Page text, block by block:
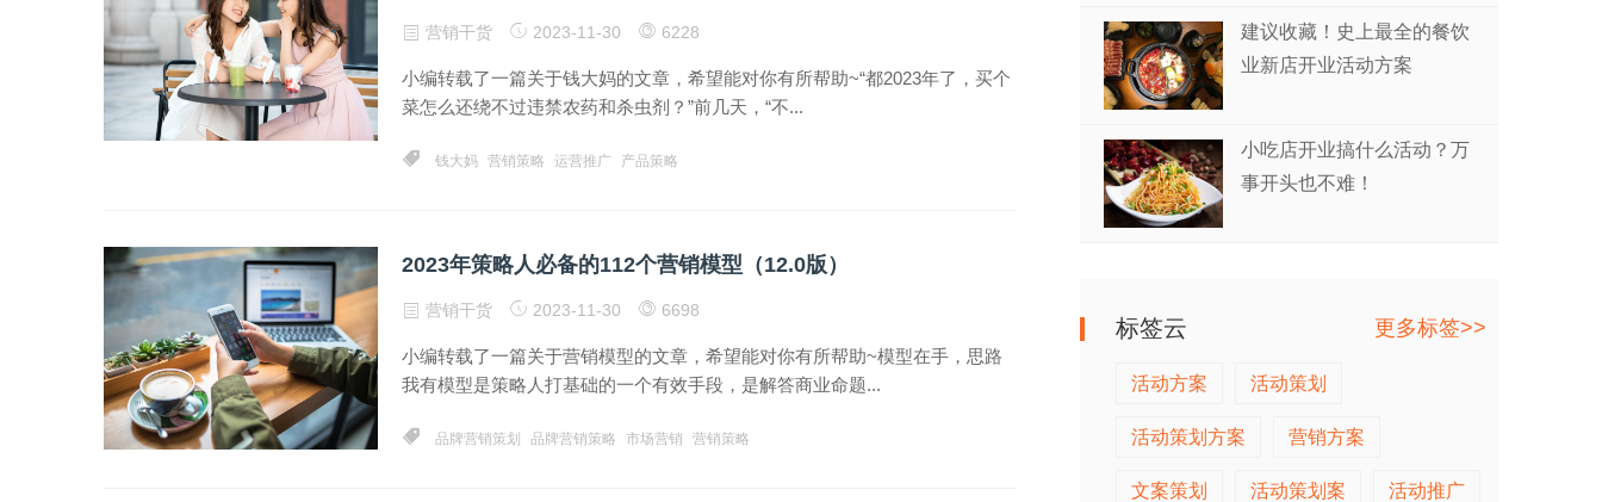
营销干货 2023-11-30 6228
小编转载了一篇关于钱大妈的文章，希望能对你有所帮助~“都2023年了，买个
菜怎么还绕不过违禁农药和杀虫剂？”前几天，“不...
钱大妈 营销策略 运营推广 产品策略
2023年策略人必备的112个营销模型（12.0版）
营销干货 2023-11-30 6698
小编转载了一篇关于营销模型的文章，希望能对你有所帮助~模型在手，思路
我有模型是策略人打基础的一个有效手段，是解答商业命题...
品牌营销策划 品牌营销策略 市场营销 营销策略
建议收藏！史上最全的餐饮
业新店开业活动方案
小吃店开业搞什么活动？万
事开头也不难！
标签云 更多标签>>
活动方案 活动策划
活动策划方案 营销方案
文案策划 活动策划案 活动推广